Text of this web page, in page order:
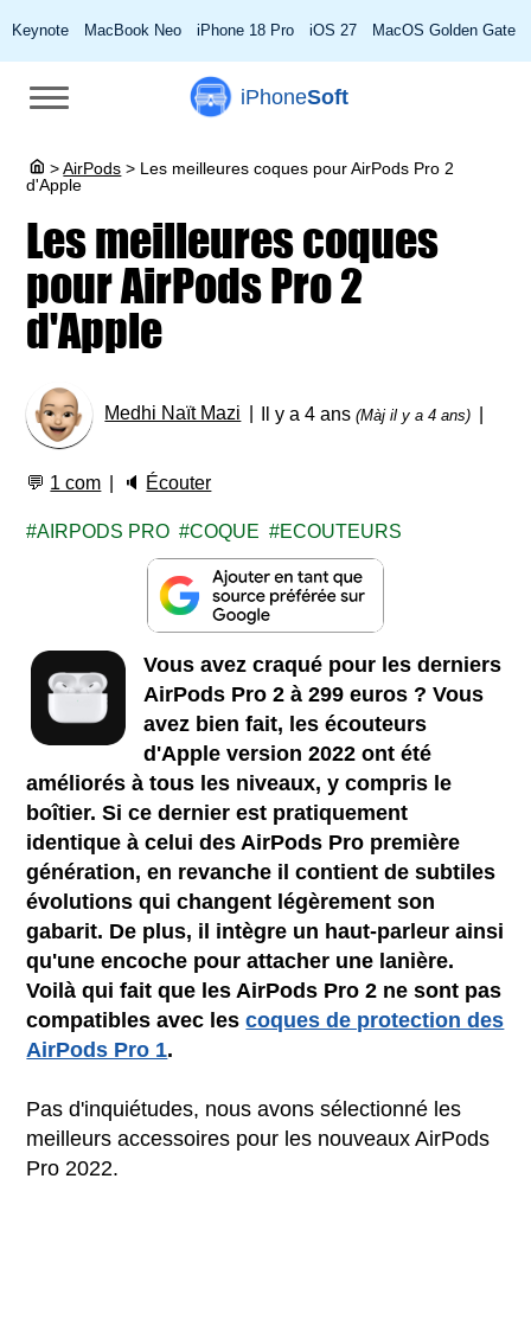
Keynote MacBook Neo iPhone 18 Pro iOS 27 MacOS Golden Gate
iPhoneSoft
> AirPods > Les meilleures coques pour AirPods Pro 2
d'Apple
Les meilleures coques
pour AirPods Pro 2
d'Apple
Medhi Naït Mazi Il y a 4 ans(Màj il y a 4 ans)
💬 1 com 🔈 Écouter
AIRPODS PRO COQUE ECOUTEURS
Vous avez craqué pour les derniers
AirPods Pro 2 à 299 euros ? Vous
avez bien fait, les écouteurs
d'Apple version 2022 ont été
améliorés à tous les niveaux, y compris le
boîtier. Si ce dernier est pratiquement
identique à celui des AirPods Pro première
génération, en revanche il contient de subtiles
évolutions qui changent légèrement son
gabarit. De plus, il intègre un haut-parleur ainsi
qu'une encoche pour attacher une lanière.
Voilà qui fait que les AirPods Pro 2 ne sont pas
compatibles avec lescoques de protection des
AirPods Pro 1.
Pas d'inquiétudes, nous avons sélectionné les
meilleurs accessoires pour les nouveaux AirPods
Pro 2022.